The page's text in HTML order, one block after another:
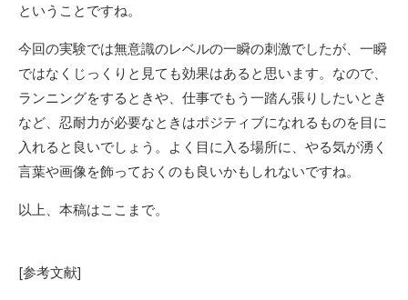
ということですね。
今回の実験では無意識のレベルの一瞬の刺激でしたが、一瞬
ではなくじっくりと見ても効果はあると思います。なので、
ランニングをするときや、仕事でもう一踏ん張りしたいとき
など、忍耐力が必要なときはポジティブになれるものを目に
入れると良いでしょう。よく目に入る場所に、やる気が湧く
言葉や画像を飾っておくのも良いかもしれないですね。
以上、本稿はここまで。
[参考文献]